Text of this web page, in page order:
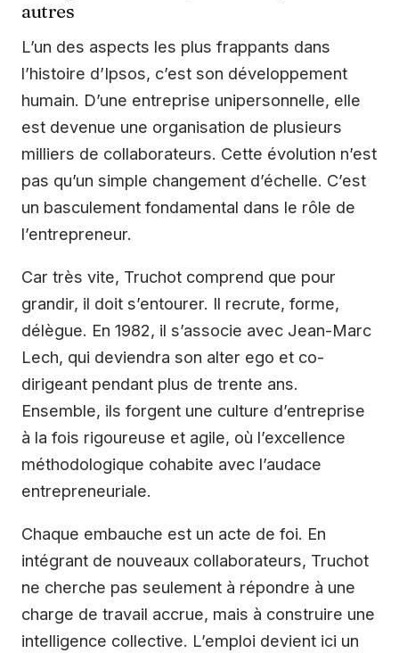
autres
L’un des aspects les plus frappants dans
l’histoire d’Ipsos, c’est son développement
humain. D’une entreprise unipersonnelle, elle
est devenue une organisation de plusieurs
milliers de collaborateurs. Cette évolution n’est
pas qu’un simple changement d’échelle. C’est
un basculement fondamental dans le rôle de
l’entrepreneur.
Car très vite, Truchot comprend que pour
grandir, il doit s’entourer. Il recrute, forme,
délègue. En 1982, il s’associe avec Jean-Marc
Lech, qui deviendra son alter ego et co-
dirigeant pendant plus de trente ans.
Ensemble, ils forgent une culture d’entreprise
à la fois rigoureuse et agile, où l’excellence
méthodologique cohabite avec l’audace
entrepreneuriale.
Chaque embauche est un acte de foi. En
intégrant de nouveaux collaborateurs, Truchot
ne cherche pas seulement à répondre à une
charge de travail accrue, mais à construire une
intelligence collective. L’emploi devient ici un